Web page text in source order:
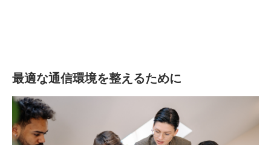
最適な通信環境を整えるために